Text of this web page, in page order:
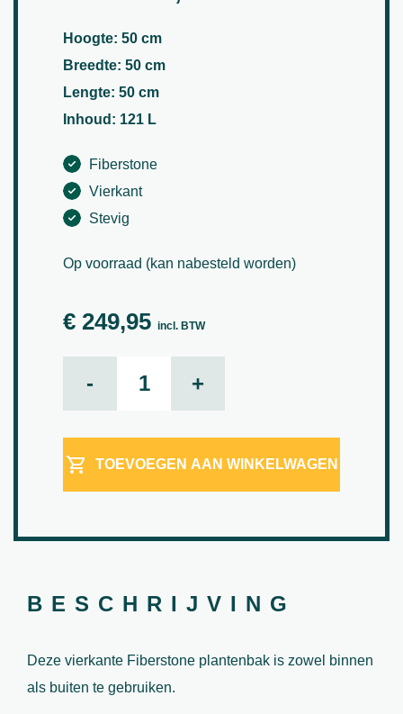
Hoogte: 50 cm
Breedte: 50 cm
Lengte: 50 cm
Inhoud: 121 L
Fiberstone
Vierkant
Stevig
Op voorraad (kan nabesteld worden)
€ 249,95 incl. BTW
- +
TOEVOEGEN AAN WINKELWAGEN
BESCHRIJVING
Deze vierkante Fiberstone plantenbak is zowel binnen
als buiten te gebruiken.